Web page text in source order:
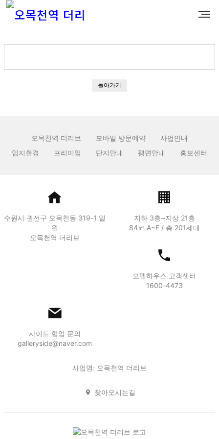
돌아가기
오목천역 더리브 모바일 방문예약
사업안내
입지환경
프리미엄 단지안내 평면안내 홍보센터
수원시 권선구 오목천동 319-1 일
원
오목천역 더리브
지하 3층~지상 21층
84㎡ A~F / 총 201세대
모델하우스 고객센터
1600-4473
사이드 협업 문의
galleryside@naver.com
사업명: 오목천역 더리브
찾아오시는길